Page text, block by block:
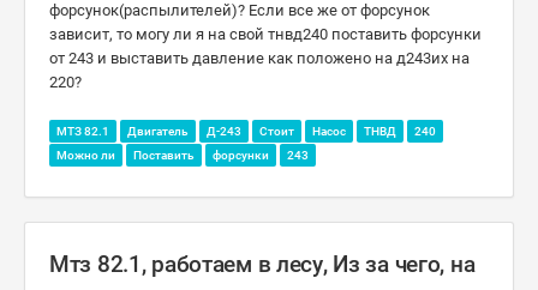
форсунок(распылителей)? Если все же от форсунок
зависит, то могу ли я на свой тнвд240 поставить форсунки
от 243 и выставить давление как положено на д243их на
220?
МТЗ 82.1 Двигатель Д-243 Стоит Насос ТНВД
240
Можно ли
Поставить форсунки 243
Мтз 82.1, работаем в лесу, Из за чего, на